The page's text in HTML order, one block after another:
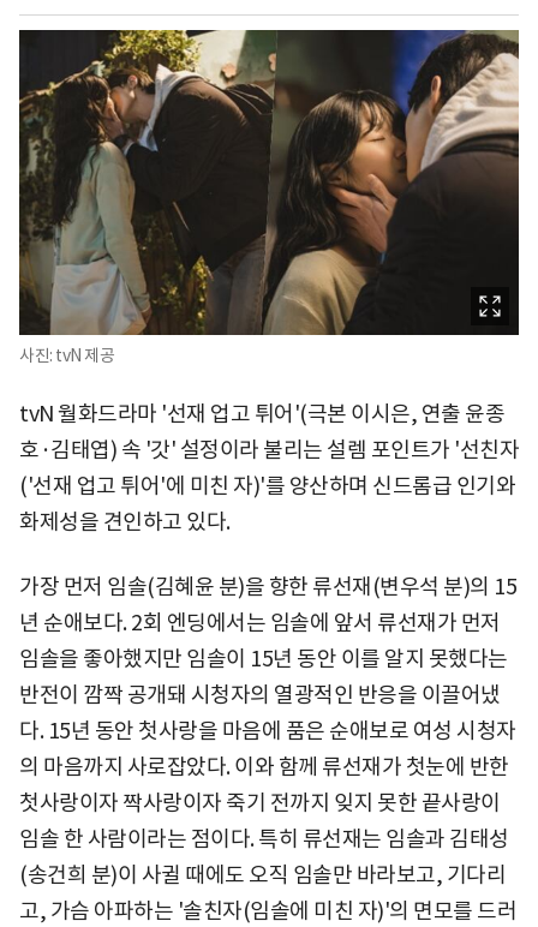
사진: tvN 제공
tvN 월화드라마 '선재 업고 튀어'(극본 이시은, 연출 윤종
호·김태엽) 속 '갓' 설정이라 불리는 설렘 포인트가 '선친자
('선재 업고 튀어'에 미친 자)'를 양산하며 신드롬급 인기와
화제성을 견인하고 있다.
가장 먼저 임솔(김혜윤 분)을 향한 류선재(변우석 분)의 15
년 순애보다. 2회 엔딩에서는 임솔에 앞서 류선재가 먼저
임솔을 좋아했지만 임솔이 15년 동안 이를 알지 못했다는
반전이 깜짝 공개돼 시청자의 열광적인 반응을 이끌어냈
다. 15년 동안 첫사랑을 마음에 품은 순애보로 여성 시청자
의 마음까지 사로잡았다. 이와 함께 류선재가 첫눈에 반한
첫사랑이자 짝사랑이자 죽기 전까지 잊지 못한 끝사랑이
임솔 한 사람이라는 점이다. 특히 류선재는 임솔과 김태성
(송건희 분)이 사귈 때에도 오직 임솔만 바라보고, 기다리
고, 가슴 아파하는 '솔친자(임솔에 미친 자)'의 면모를 드러